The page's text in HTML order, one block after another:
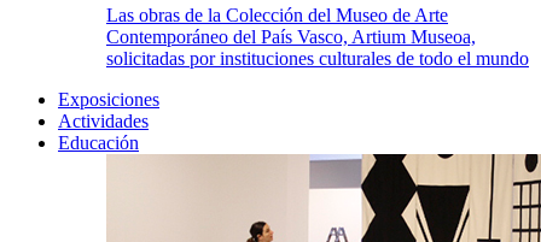
Las obras de la Colección del Museo de Arte
Contemporáneo del País Vasco, Artium Museoa,
solicitadas por instituciones culturales de todo el mundo
Exposiciones
Actividades
Educación